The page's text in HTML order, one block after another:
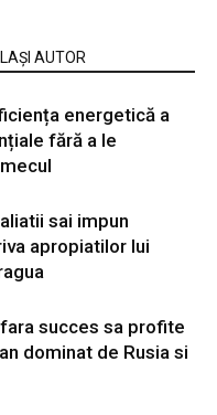
AUTOR
energetică a
fără a le
sai impun
apropiatilor lui
succes sa profite
dominat de Rusia si